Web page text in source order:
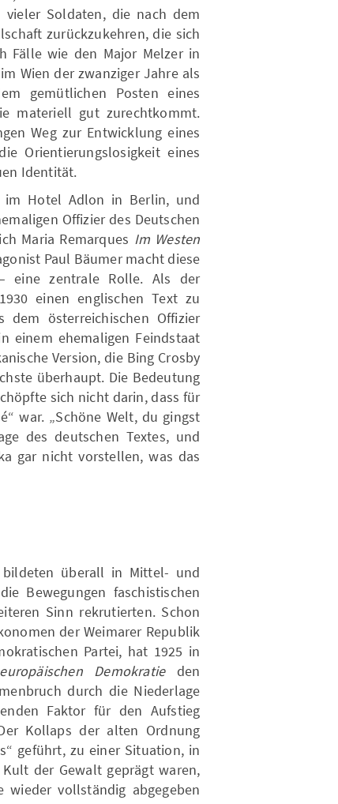
Soldaten, die nach dem
zurückzukehren, die sich
Fälle wie den Major Melzer in
Wien der zwanziger Jahre als
gemütlichen Posten eines
materiell gut zurechtkommt.
Weg zur Entwicklung eines
Orientierungslosigkeit eines
Identität.
im Hotel Adlon in Berlin, und
Offizier des Deutschen
Maria Remarques Im Westen
Paul Bäumer macht diese
eine zentrale Rolle. Als der
einen englischen Text zu
dem österreichischen Offizier
einem ehemaligen Feindstaat
Version, die Bing Crosby
überhaupt. Die Bedeutung
sich nicht darin, dass für
war. „Schöne Welt, du gingst
des deutschen Textes, und
gar nicht vorstellen, was das
überall in Mittel- und
Bewegungen faschistischen
Sinn rekrutierten. Schon
der Weimarer Republik
Partei, hat 1925 in
Demokratieden
durch die Niederlage
Faktor für den Aufstieg
Kollaps der alten Ordnung
geführt, zu einer Situation, in
der Gewalt geprägt waren,
vollständig abgegeben